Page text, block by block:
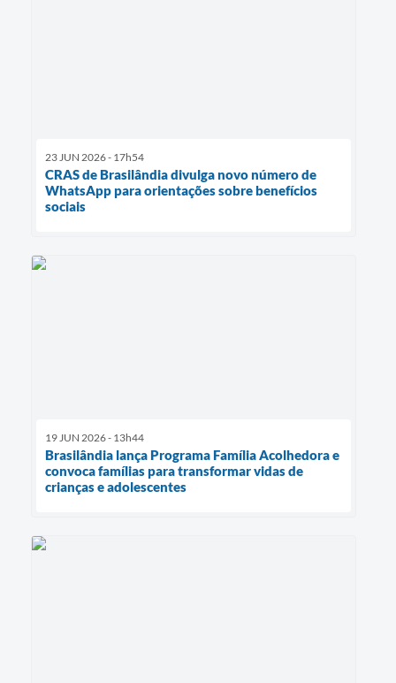
23 JUN 2026 - 17h54
CRAS de Brasilândia divulga novo número de
WhatsApp para orientações sobre benefícios
sociais
19 JUN 2026 - 13h44
Brasilândia lança Programa Família Acolhedora e
convoca famílias para transformar vidas de
crianças e adolescentes